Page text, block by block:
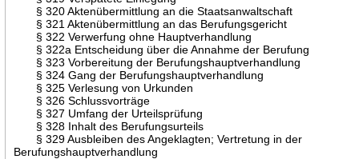
§ 320 Aktenübermittlung an die Staatsanwaltschaft
§ 321 Aktenübermittlung an das Berufungsgericht
§ 322 Verwerfung ohne Hauptverhandlung
§ 322a Entscheidung über die Annahme der Berufung
§ 323 Vorbereitung der Berufungshauptverhandlung
§ 324 Gang der Berufungshauptverhandlung
§ 325 Verlesung von Urkunden
§ 326 Schlussvorträge
§ 327 Umfang der Urteilsprüfung
§ 328 Inhalt des Berufungsurteils
§ 329 Ausbleiben des Angeklagten; Vertretung in der
Berufungshauptverhandlung